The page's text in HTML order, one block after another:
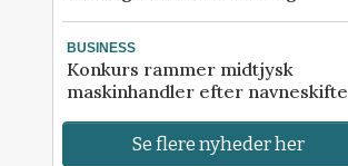
BUSINESS
Konkurs rammer midtjysk
maskinhandler efter navneskifte
Se flere nyheder her